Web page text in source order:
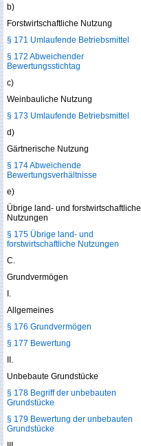
b)
Forstwirtschaftliche Nutzung
§ 171 Umlaufende Betriebsmittel
§ 172 Abweichender
Bewertungsstichtag
c)
Weinbauliche Nutzung
§ 173 Umlaufende Betriebsmittel
d)
Gärtnerische Nutzung
§ 174 Abweichende
Bewertungsverhältnisse
e)
Übrige land- und forstwirtschaftliche
Nutzungen
§ 175 Übrige land- und
forstwirtschaftliche Nutzungen
C.
Grundvermögen
I.
Allgemeines
§ 176 Grundvermögen
§ 177 Bewertung
II.
Unbebaute Grundstücke
§ 178 Begriff der unbebauten
Grundstücke
§ 179 Bewertung der unbebauten
Grundstücke